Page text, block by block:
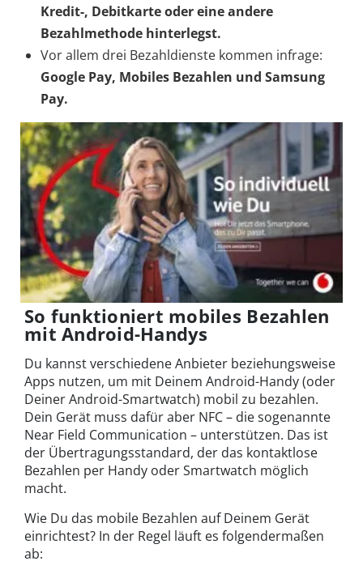
Kredit-, Debitkarte oder eine andere
Bezahlmethode hinterlegst.
Vor allem drei Bezahldienste kommen infrage:
Google Pay, Mobiles Bezahlen und Samsung
Pay.
So funktioniert mobiles Bezahlen
mit Android-Handys
Du kannst verschiedene Anbieter beziehungsweise
Apps nutzen, um mit Deinem Android-Handy (oder
Deiner Android-Smartwatch) mobil zu bezahlen.
Dein Gerät muss dafür aber NFC – die sogenannte
Near Field Communication – unterstützen. Das ist
der Übertragungsstandard, der das kontaktlose
Bezahlen per Handy oder Smartwatch möglich
macht.
Wie Du das mobile Bezahlen auf Deinem Gerät
einrichtest? In der Regel läuft es folgendermaßen
ab: